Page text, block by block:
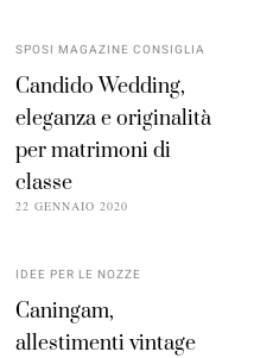
SPOSI MAGAZINE CONSIGLIA
Candido Wedding,
eleganza e originalità
per matrimoni di
classe
22 GENNAIO 2020
IDEE PER LE NOZZE
Caningam,
allestimenti vintage